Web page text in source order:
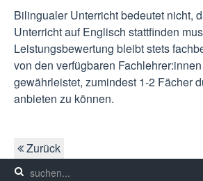
Bilingualer Unterricht bedeutet nicht,
Unterricht auf Englisch stattfinden
Leistungsbewertung bleibt stets
von den verfügbaren
gewährleistet, zumindest 1-2 Fächer
anbieten zu können.
Zurück